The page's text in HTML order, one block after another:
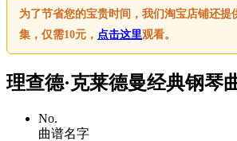
为了节省您的宝贵时间，我们淘宝店铺还提
集，仅需10元， 点击这里观看。
理查德·克莱德曼经典钢琴
No.
曲谱名字